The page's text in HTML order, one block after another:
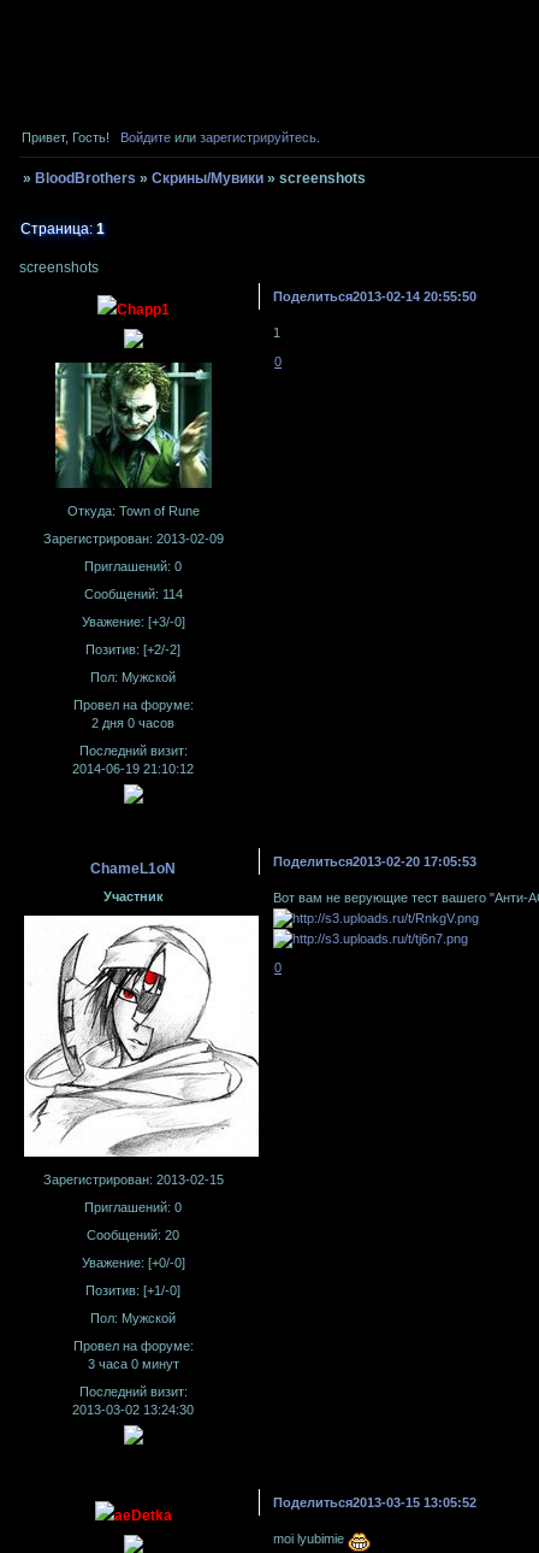
Привет, Гость! Войдитеили зарегистрируйтесь.
» BloodBrothers »Скрины/Мувики »screenshots
screenshots
Страница:1
Поделиться2013-02-14 20:55:50
Chapp1
Откуда: Town of Rune
Зарегистрирован: 2013-02-09
Приглашений: 0
Сообщений: 114
Уважение: [+3/-0]
Позитив: [+2/-2]
Пол: Мужской
Провел на форуме:
2 дня 0 часов
Последний визит:
2014-06-19 21:10:12
1
0
Поделиться2013-02-20 17:05:53
ChameL1oN
Участник
Зарегистрирован: 2013-02-15
Приглашений: 0
Сообщений: 20
Уважение: [+0/-0]
Позитив: [+1/-0]
Пол: Мужской
Провел на форуме:
3 часа 0 минут
Последний визит:
2013-03-02 13:24:30
Вот вам не верующие тест вашего "Анти-
0
Поделиться2013-03-15 13:05:52
aeDetka
moi lyubimie